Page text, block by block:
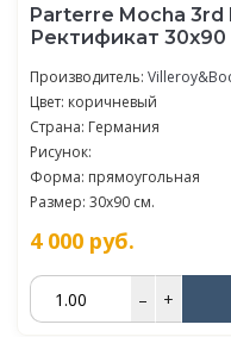
Parterre Mocha 3rd
Ректификат 30x90
Производитель:
Цвет: коричневый
Страна: Германия
Рисунок:
Форма: прямоугольная
Размер: 30x90 см.
4 000 руб.
– +